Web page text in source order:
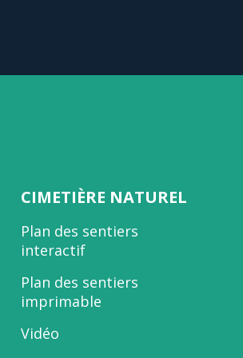
CIMETIÈRE NATUREL
Plan des sentiers
interactif
Plan des sentiers
imprimable
Vidéo